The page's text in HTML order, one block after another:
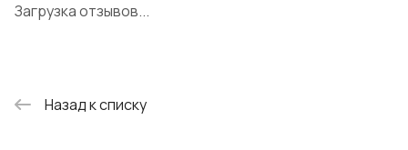
Загрузка отзывов...
Назад к списку